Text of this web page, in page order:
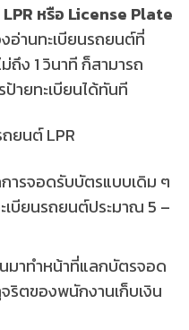
หรือ License Plate
อ่านทะเบียนรถยนต์ที่
ถึง 1 วินาที ก็สามารถ
ายทะเบียนได้ทันที
ยนต์ LPR
รจอดรับบัตรแบบเดิม ๆ
เบียนรถยนต์ประมาณ 5 –
มาทำหน้าที่แลกบัตรจอด
ตของพนักงานเก็บเงิน